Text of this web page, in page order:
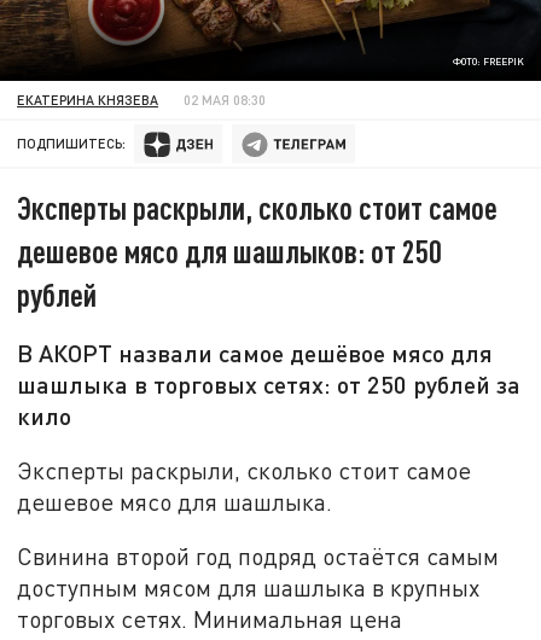
ФОТО: FREEPIK
ЕКАТЕРИНА КНЯЗЕВА 02 МАЯ 08:30
ПОДПИШИТЕСЬ:
Эксперты раскрыли, сколько стоит самое
дешевое мясо для шашлыков: от 250
рублей
В АКОРТ назвали самое дешёвое мясо для
шашлыка в торговых сетях: от 250 рублей за
кило
Эксперты раскрыли, сколько стоит самое
дешевое мясо для шашлыка.
Свинина второй год подряд остаётся самым
доступным мясом для шашлыка в крупных
торговых сетях. Минимальная цена